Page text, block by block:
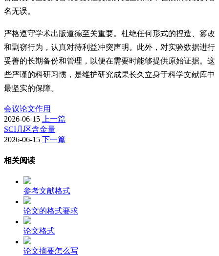
名无误。
严格遵守学术出版道德至关重要。杜绝任何形式的捏造、篡改
和剽窃行为，认真对待利益冲突声明。此外，对实验数据进行
妥善的长期备份和管理，以便在需要时能够提供原始证据。这
些严谨的科研习惯，是维护研究成果长久立身于科学文献库中
最坚实的保障。
会议论文作用
2026-06-15 上一篇
SCI几区含金量
2026-06-15 下一篇
相关阅读
参考文献格式
论文的格式要求
论文格式
论文摘要怎么写